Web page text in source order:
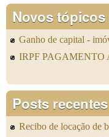
Novos
Ganho de capital -
IRPF
Posts
Recibo de locação de